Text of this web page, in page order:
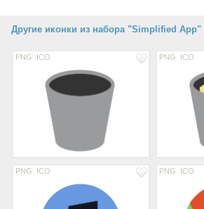
Другие иконки из набора "Simplified App"
PNG ICO PNG ICO
PNG ICO PNG ICO